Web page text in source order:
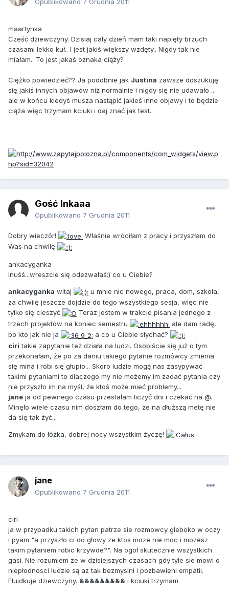
maartynka
Cześć dziewczyny. Dzisiaj cały dzień mam taki napięty brzuch
czasami lekko kuł.. I jest jakiś większy wzdęty.. Nigdy tak nie
miałam.. To jest jakaś oznaka ciąży?
Ciężko powiedzieć?? Ja podobnie jak Justina zawsze doszukuję
się jakiś innych objawów niż normalnie i nigdy się nie udawało ...
ale w końcu kiedyś musza nastąpić jakieś inne objawy i to będzie
ciąża więc trzymam kciuki i daj znać jak test.
Gość Inkaaa
Opublikowano 7 Grudnia 2011
Dobry wieczór!
Właśnie wróciłam z pracy i przyszłam do
Was na chwilę
ankacyganka
Inuśś...wreszcie się odezwałaś:) co u Ciebie?
ankacyganka witaj
u mnie nic nowego, praca, dom, szkoła,
za chwilę jeszcze dojdzie do tego wszystkiego sesja, więc nie
tylko się cieszyć
Teraz jestem w trakcie pisania jednego z
trzech projektów na koniec semestru
ale dam radę,
bo kto jak nie ja
a co u Ciebie słychać?
ciri takie zapytanie też działa na ludzi. Osobiście się już o tym
przekonałam, że po za daniu takiego pytanie rozmówcy zmienia
się mina i robi się głupio... Skoro ludzie mogą nas zasypywać
takimi pytaniami to dlaczego my nie możemy im zadać pytania czy
nie przyszło im na myśl, że ktoś może mieć problemy...
jane ja od pewnego czasu przestałam liczyć dni i czekać na @.
Minęło wiele czasu nim doszłam do tego, że na dłuższą metę nie
da się tak żyć...
Zmykam do łóżka, dobrej nocy wszystkim życzę!
jane
Opublikowano 7 Grudnia 2011
ciri
ja w przypadku takich pytan patrze sie rozmowcy gleboko w oczy
i pyam "a przyszło ci do głowy ze ktos moze nie moc i mozesz
takim pytaniem robic krzywde?". Na ogoł skutecznie wszystkich
gasi. Nie rozumiem ze w dzisiejszych czasach gdy tyle sie mowi o
niepłodnosci ludzie są az tak bezmyslni i pozbawieni empatii.
Fluidkuje dziewczyny. &&&&&&&&& i kciuki trzymam